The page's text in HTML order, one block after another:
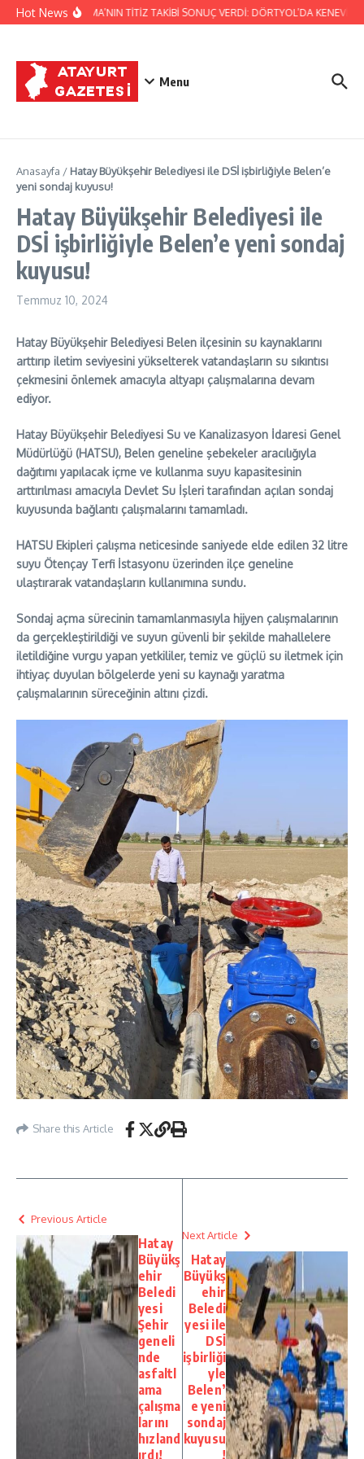
İçeriğe atla
Hot NewsJANDARMA’NIN TİTİZ TAKİBİ SONUÇ VERDİ: DÖRTYOL’DA KENEVİR
Menu
Anasayfa / Hatay Büyükşehir Belediyesi ile DSİ işbirliğiyle Belen’e
yeni sondaj kuyusu!
Hatay Büyükşehir Belediyesi ile
DSİ işbirliğiyle Belen’e yeni sondaj
kuyusu!
Temmuz 10, 2024
Hatay Büyükşehir Belediyesi Belen ilçesinin su kaynaklarını
arttırıp iletim seviyesini yükselterek vatandaşların su sıkıntısı
çekmesini önlemek amacıyla altyapı çalışmalarına devam
ediyor.
Hatay Büyükşehir Belediyesi Su ve Kanalizasyon İdaresi Genel
Müdürlüğü (HATSU), Belen geneline şebekeler aracılığıyla
dağıtımı yapılacak içme ve kullanma suyu kapasitesinin
arttırılması amacıyla Devlet Su İşleri tarafından açılan sondaj
kuyusunda bağlantı çalışmalarını tamamladı.
HATSU Ekipleri çalışma neticesinde saniyede elde edilen 32 litre
suyu Ötençay Terfi İstasyonu üzerinden ilçe geneline
ulaştırarak vatandaşların kullanımına sundu.
Sondaj açma sürecinin tamamlanmasıyla hijyen çalışmalarının
da gerçekleştirildiği ve suyun güvenli bir şekilde mahallelere
iletildiğine vurgu yapan yetkililer, temiz ve güçlü su iletmek için
ihtiyaç duyulan bölgelerde yeni su kaynağı yaratma
çalışmalarının süreceğinin altını çizdi.
Share this Article
Previous Article
Hatay
Büyükş
ehir
Beledi
yesi
Şehir
geneli
nde
asfaltl
ama
çalışma
larını
hızland
ırdı!
Next Article
Hatay
Büyükş
ehir
Beledi
yesi ile
DSİ
işbirliği
yle
Belen’
e yeni
sondaj
kuyusu
!